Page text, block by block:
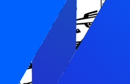
chỉ giúp bạn biết được
từ cho các bài viết, báo
biến nhất và mật độ từ
thông tin này để tối ưu hóa